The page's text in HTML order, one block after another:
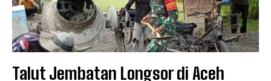
Talut Jembatan Longsor di Aceh